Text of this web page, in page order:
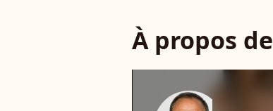
À propos de